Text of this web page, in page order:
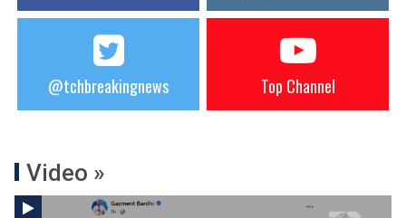
@tchbreakingnews Top Channel
Video »